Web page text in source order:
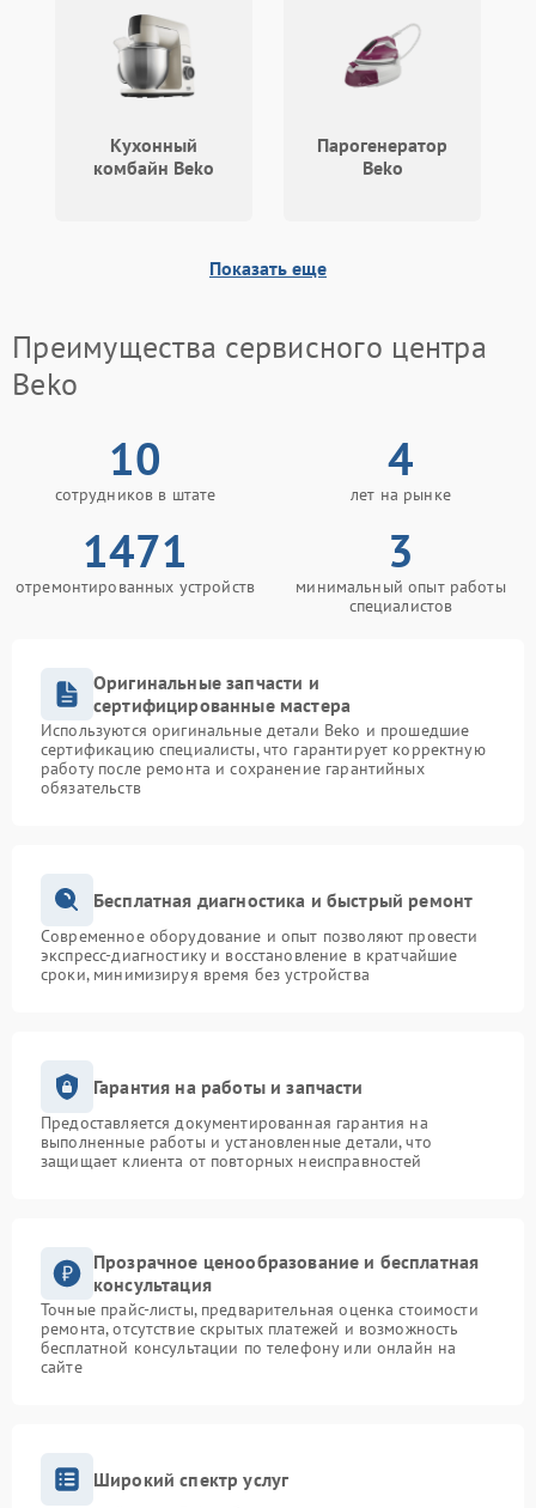
Кухонный
комбайн Beko
Парогенератор
Beko
Показать еще
Преимущества сервисного центра
Beko
10
сотрудников в штате
4
лет на рынке
1471
отремонтированных устройств
3
минимальный опыт работы
специалистов
Оригинальные запчасти и
сертифицированные мастера
Используются оригинальные детали Beko и прошедшие
сертификацию специалисты, что гарантирует корректную
работу после ремонта и сохранение гарантийных
обязательств
Бесплатная диагностика и быстрый ремонт
Современное оборудование и опыт позволяют провести
экспресс-диагностику и восстановление в кратчайшие
сроки, минимизируя время без устройства
Гарантия на работы и запчасти
Предоставляется документированная гарантия на
выполненные работы и установленные детали, что
защищает клиента от повторных неисправностей
Прозрачное ценообразование и бесплатная
консультация
Точные прайс-листы, предварительная оценка стоимости
ремонта, отсутствие скрытых платежей и возможность
бесплатной консультации по телефону или онлайн на
сайте
Широкий спектр услуг